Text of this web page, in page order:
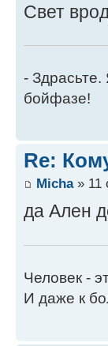
Свет
-
бойфазе!
Re:
Micha» 11
да Ален
Человек -
И даже к